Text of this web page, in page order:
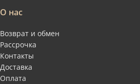
О нас
Возврат и обмен
Рассрочка
Контакты
Доставка
Оплата